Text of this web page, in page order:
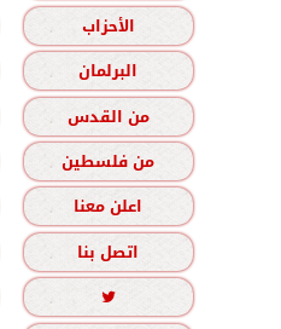
الأحزاب
البرلمان
من القدس
من فلسطين
اعلن معنا
اتصل بنا
